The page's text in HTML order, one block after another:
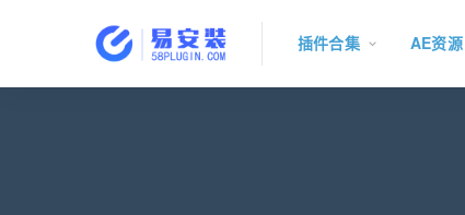
插件合集 AE资源